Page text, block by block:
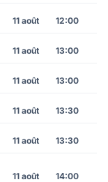
11 août 12:00
11 août 13:00
11 août 13:00
11 août 13:30
11 août 13:30
11 août 14:00